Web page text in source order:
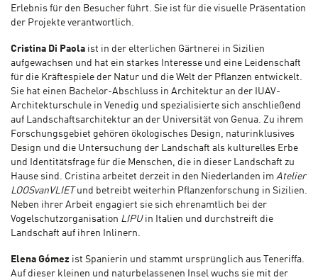
Erlebnis für den Besucher führt. Sie ist für die visuelle Präsentation
der Projekte verantwortlich.
Cristina Di Paola ist in der elterlichen Gärtnerei in Sizilien
aufgewachsen und hat ein starkes Interesse und eine Leidenschaft
für die Kräftespiele der Natur und die Welt der Pflanzen entwickelt.
Sie hat einen Bachelor-Abschluss in Architektur an der IUAV-
Architekturschule in Venedig und spezialisierte sich anschließend
auf Landschaftsarchitektur an der Universität von Genua. Zu ihrem
Forschungsgebiet gehören ökologisches Design, naturinklusives
Design und die Untersuchung der Landschaft als kulturelles Erbe
und Identitätsfrage für die Menschen, die in dieser Landschaft zu
Hause sind. Cristina arbeitet derzeit in den Niederlanden im Atelier
LOOSvanVLIET und betreibt weiterhin Pflanzenforschung in Sizilien.
Neben ihrer Arbeit engagiert sie sich ehrenamtlich bei der
Vogelschutzorganisation LIPUin Italien und durchstreift die
Landschaft auf ihren Inlinern.
Elena Gómez ist Spanierin und stammt ursprünglich aus Teneriffa.
Auf dieser kleinen und naturbelassenen Insel wuchs sie mit der